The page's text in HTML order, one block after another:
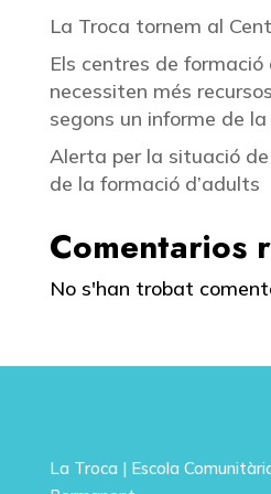
La Troca tornem al
Els centres de formació
necessiten més
segons un informe de
Alerta per la situació
de la formació d’adults
Comentarios
No s'han trobat
La Troca | Escola